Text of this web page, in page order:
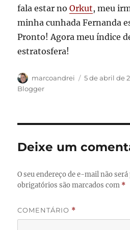
fala estar noOrkut, meu
minha cunhada Fernanda
Pronto! Agora meu índice
estratosfera!
Autor
marcoandrei
Publicado
5 de abril de
Blogger
Deixe um
O seu endereço de e-mail não
obrigatórios são marcados com *
COMENTÁRIO *